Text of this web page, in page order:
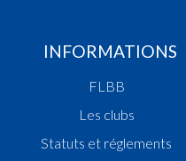
des Dames
INFORMATIONS
FLBB
Les clubs
Statuts et réglements